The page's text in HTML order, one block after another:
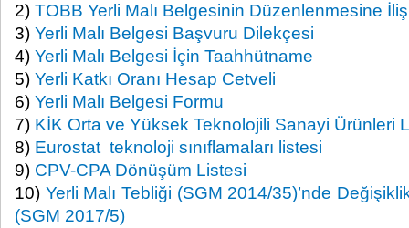
2) TOBB Yerli Malı Belgesinin Düzenlenmesine
3) Yerli Malı Belgesi Başvuru Dilekçesi
4) Yerli Malı Belgesi İçin Taahhütname
5) Yerli Katkı Oranı Hesap Cetveli
6) Yerli Malı Belgesi Formu
7) KİK Orta ve Yüksek Teknolojili Sanayi Ürünleri
8) Eurostat teknoloji sınıflamaları listesi
9) CPV-CPA Dönüşüm Listesi
10) Yerli Malı Tebliği (SGM 2014/35)’nde
(SGM 2017/5)